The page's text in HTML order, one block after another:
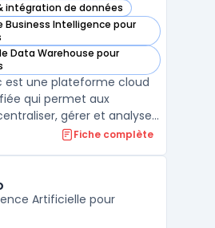
intégration de données
dans cette catégorie
Business Intelligence pour
dans cette catégorie
Data Warehouse pour
dans cette catégorie
est une plateforme cloud
qui permet aux
gérer et analyser
un environnement
une solution complète
Fiche complète
Artificielle pour